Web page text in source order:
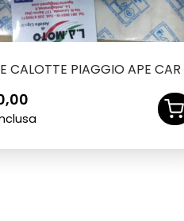
CALOTTE PIAGGIO APE CAR